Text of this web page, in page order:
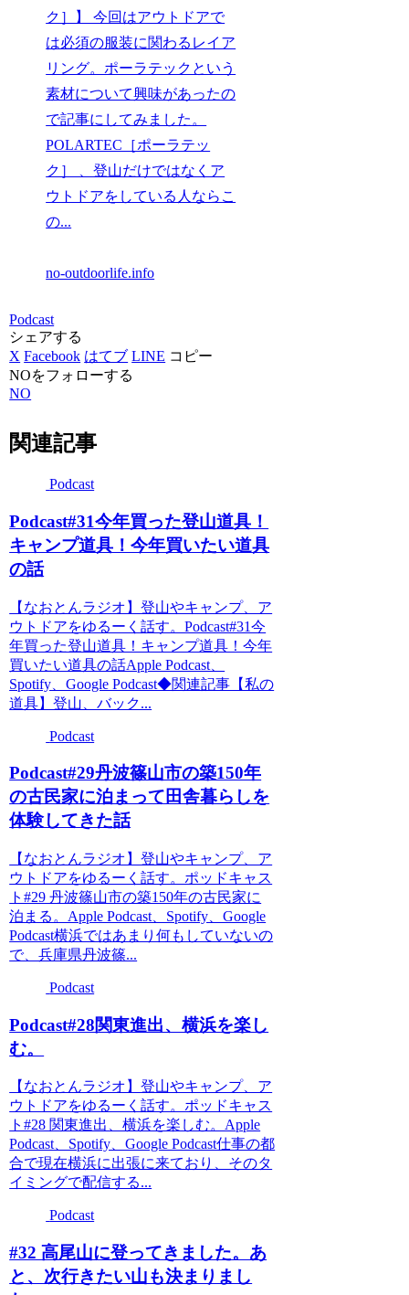
ク］】 今回はアウトドアで
は必須の服装に関わるレイア
リング。ポーラテックという
素材について興味があったの
で記事にしてみました。
POLARTEC［ポーラテッ
ク］ 、登山だけではなくア
ウトドアをしている人ならこ
の...
no-outdoorlife.info
Podcast
シェアする
X Facebook はてブ LINE コピー
NOをフォローする
NO
関連記事
Podcast
Podcast#31今年買った登山道具！
キャンプ道具！今年買いたい道具
の話
【なおとんラジオ】登山やキャンプ、ア
ウトドアをゆるーく話す。Podcast#31今
年買った登山道具！キャンプ道具！今年
買いたい道具の話Apple Podcast、
Spotify、Google Podcast◆関連記事【私の
道具】登山、バック...
Podcast
Podcast#29丹波篠山市の築150年
の古民家に泊まって田舎暮らしを
体験してきた話
【なおとんラジオ】登山やキャンプ、ア
ウトドアをゆるーく話す。ポッドキャス
ト#29 丹波篠山市の築150年の古民家に
泊まる。Apple Podcast、Spotify、Google
Podcast横浜ではあまり何もしていないの
で、兵庫県丹波篠...
Podcast
Podcast#28関東進出、横浜を楽し
む。
【なおとんラジオ】登山やキャンプ、ア
ウトドアをゆるーく話す。ポッドキャス
ト#28 関東進出、横浜を楽しむ。Apple
Podcast、Spotify、Google Podcast仕事の都
合で現在横浜に出張に来ており、そのタ
イミングで配信する...
Podcast
#32 高尾山に登ってきました。あ
と、次行きたい山も決まりまし